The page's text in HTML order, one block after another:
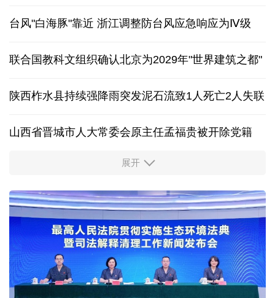
台风"白海豚"靠近 浙江调整防台风应急响应为Ⅳ级
联合国教科文组织确认北京为2029年"世界建筑之都"
陕西柞水县持续强降雨突发泥石流致1人死亡2人失联
山西省晋城市人大常委会原主任孟福贵被开除党籍
中国多地出台带薪休假新政 释放消费潜力
入境游火热 前7月北京离境退税各项数据均创新高
我国自阿根廷进口的牛肉已达到规定数量的50%
上半年我国黄金消费量511.412吨，同比增长1.23%
展开